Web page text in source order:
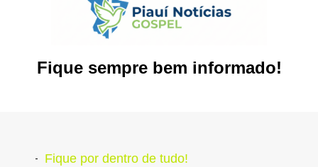
Fique sempre bem informado!
Fique por dentro de tudo!